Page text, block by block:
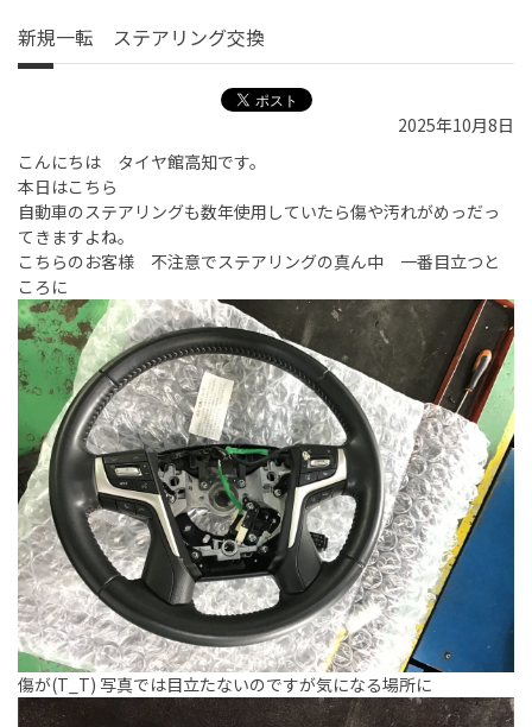
新規一転 ステアリング交換
2025年10月8日
こんにちは タイヤ館高知です。
本日はこちら
自動車のステアリングも数年使用していたら傷や汚れがめっだっ
てきますよね。
こちらのお客様 不注意でステアリングの真ん中 一番目立つと
ころに
傷が(T_T) 写真では目立たないのですが気になる場所に